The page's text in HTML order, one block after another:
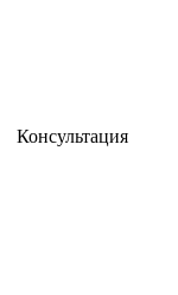
Консультация